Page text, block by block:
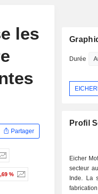
les
Partager
%
Durée
Profil
Eicher
secteur
Inde. La